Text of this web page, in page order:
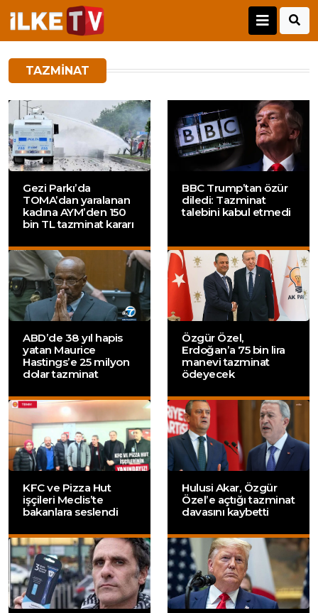
TAZMINAT
Gezi Parkı’da
TOMA’dan yaralanan
kadına AYM’den 150
bin TL tazminat kararı
BBC Trump’tan özür
diledi: Tazminat
talebini kabul etmedi
ABD’de 38 yıl hapis
yatan Maurice
Hastings’e 25 milyon
dolar tazminat
Özgür Özel,
Erdoğan’a 75 bin lira
manevi tazminat
ödeyecek
KFC ve Pizza Hut
işçileri Meclis’te
bakanlara seslendi
Hulusi Akar, Özgür
Özel’e açtığı tazminat
davasını kaybetti